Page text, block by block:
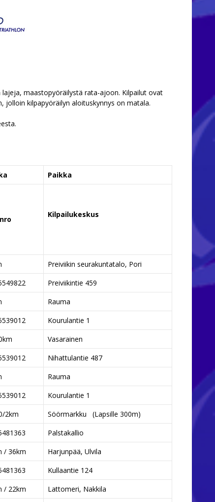
maastopyöräilystä rata-ajoon. Kilpailut ovat
jolloin kilpapyöräilyn aloituskynnys on matala.
Paikka
Kilpailukeskus
Preiviikin seurakuntatalo, Pori
Preiviikintie 459
Rauma
Kourulantie 1
Vasarainen
Nihattulantie 487
Rauma
Kourulantie 1
2km
Söörmarkku (Lapsille 300m)
Palstakallio
/ 36km
Harjunpää, Ulvila
Kullaantie 124
/ 22km
Lattomeri, Nakkila